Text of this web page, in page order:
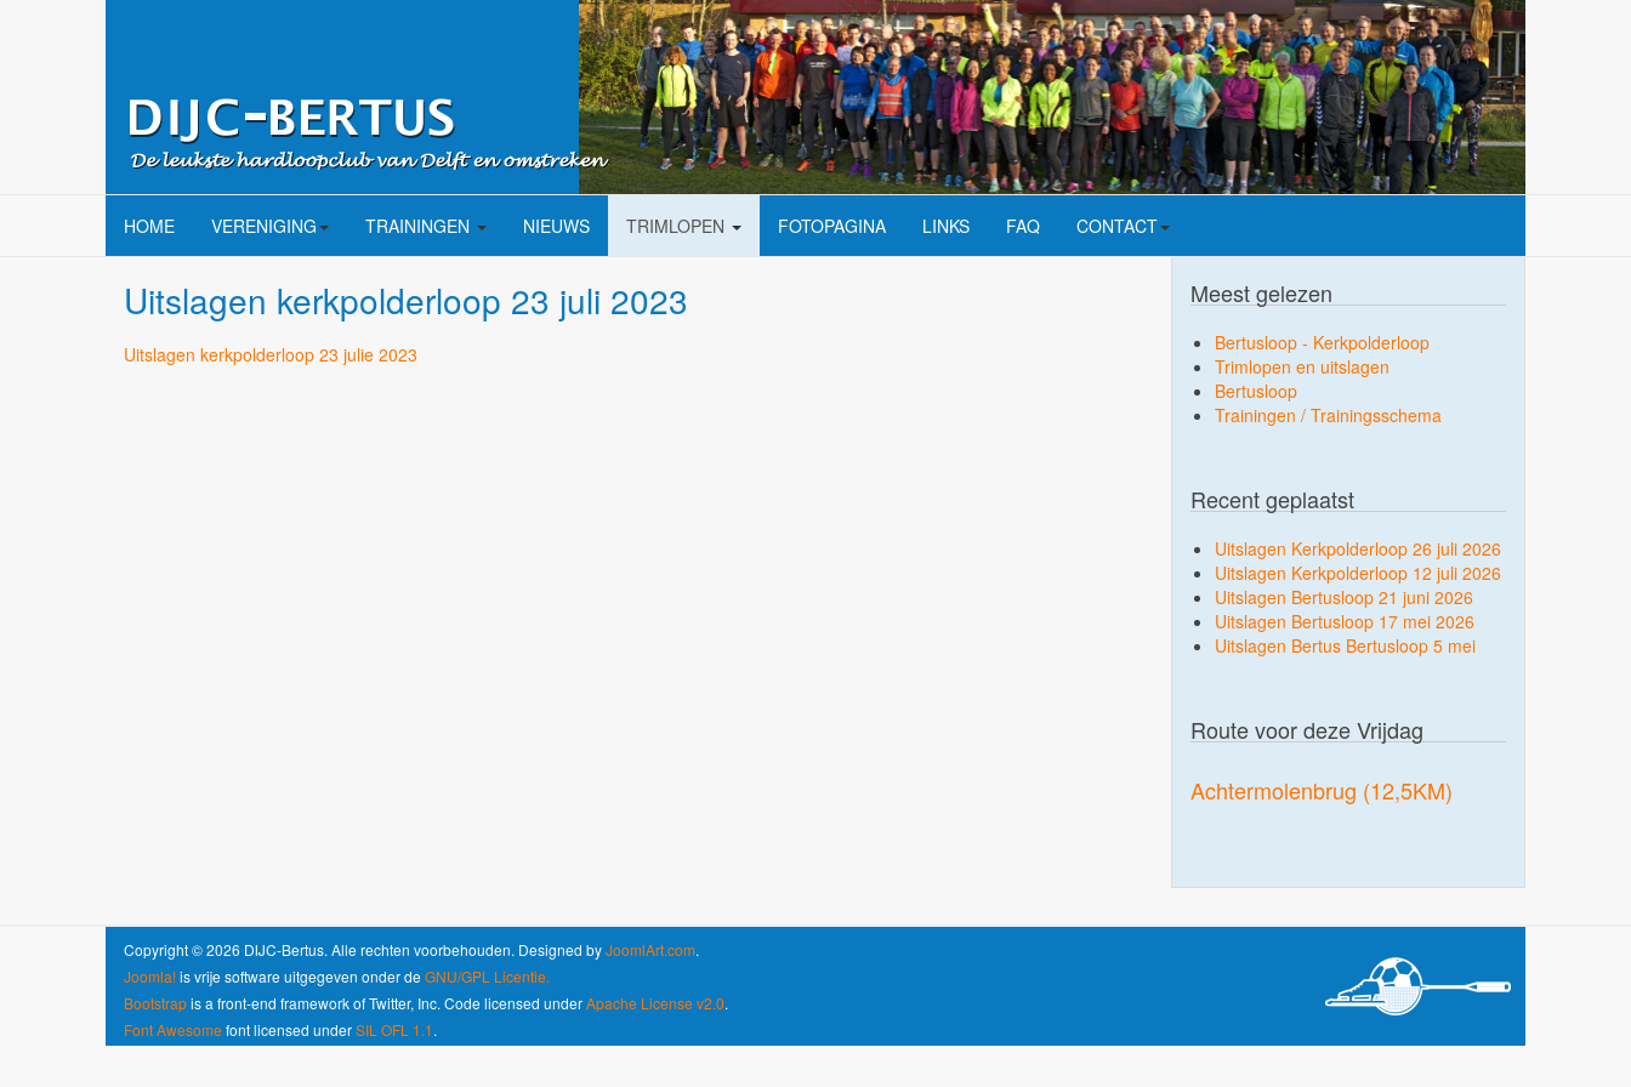
HOME VERENIGING TRAININGEN NIEUWS TRIMLOPEN FOTOPAGINA LINKS FAQ CONTACT
Uitslagen kerkpolderloop 23 juli 2023
Uitslagen kerkpolderloop 23 julie 2023
Meest gelezen
Bertusloop - Kerkpolderloop
Trimlopen en uitslagen
Bertusloop
Trainingen / Trainingsschema
Recent geplaatst
Uitslagen Kerkpolderloop 26 juli 2026
Uitslagen Kerkpolderloop 12 juli 2026
Uitslagen Bertusloop 21 juni 2026
Uitslagen Bertusloop 17 mei 2026
Uitslagen Bertus Bertusloop 5 mei
Route voor deze Vrijdag
Achtermolenbrug (12,5KM)
Copyright © 2026 DIJC-Bertus. Alle rechten voorbehouden. Designed byJoomlArt.com.
Joomla!is vrije software uitgegeven onder deGNU/GPL Licentie.
Bootstrapis a front-end framework of Twitter, Inc. Code licensed underApache License v2.0.
Font Awesomefont licensed underSIL OFL 1.1.